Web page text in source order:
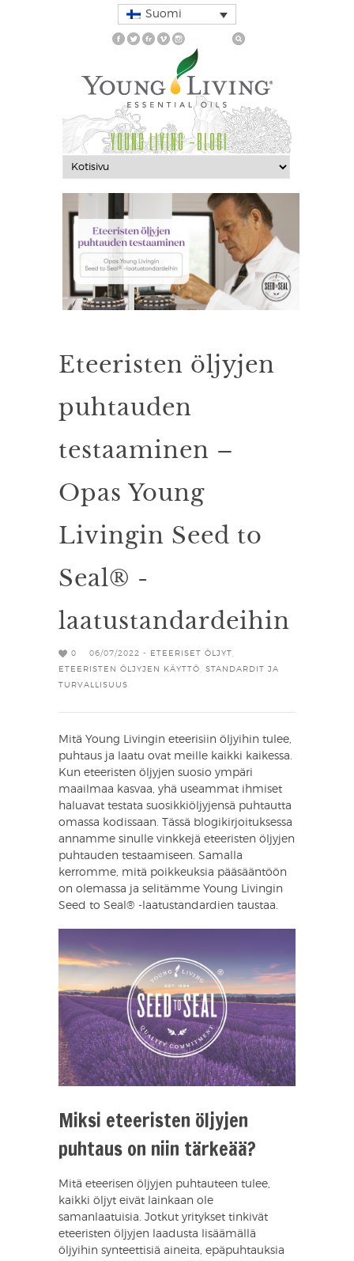
Suomi
YOUNG LIVING -BLOGI
Eteeristen öljyjen
puhtauden
testaaminen –
Opas Young
Livingin Seed to
Seal® -
laatustandardeihin
0 06/07/2022 - ETEERISET ÖLJYT
ETEERISTEN ÖLJYJEN KÄYTTÖ
STANDARDIT JA
TURVALLISUUS
Mitä Young Livingin eteerisiin öljyihin tulee,
puhtaus ja laatu ovat meille kaikki kaikessa.
Kun eteeristen öljyjen suosio ympäri
maailmaa kasvaa, yhä useammat ihmiset
haluavat testata suosikkiöljyjensä puhtautta
omassa kodissaan. Tässä blogikirjoituksessa
annamme sinulle vinkkejä eteeristen öljyjen
puhtauden testaamiseen. Samalla
kerromme, mitä poikkeuksia pääsääntöön
on olemassa ja selitämme Young Livingin
Seed to Seal® -laatustandardien taustaa.
Miksi eteeristen öljyjen
puhtaus on niin tärkeää?
Mitä eteerisen öljyjen puhtauteen tulee,
kaikki öljyt eivät lainkaan ole
samanlaatuisia. Jotkut yritykset tinkivät
eteeristen öljyjen laadusta lisäämällä
öljyihin synteettisiä aineita, epäpuhtauksia